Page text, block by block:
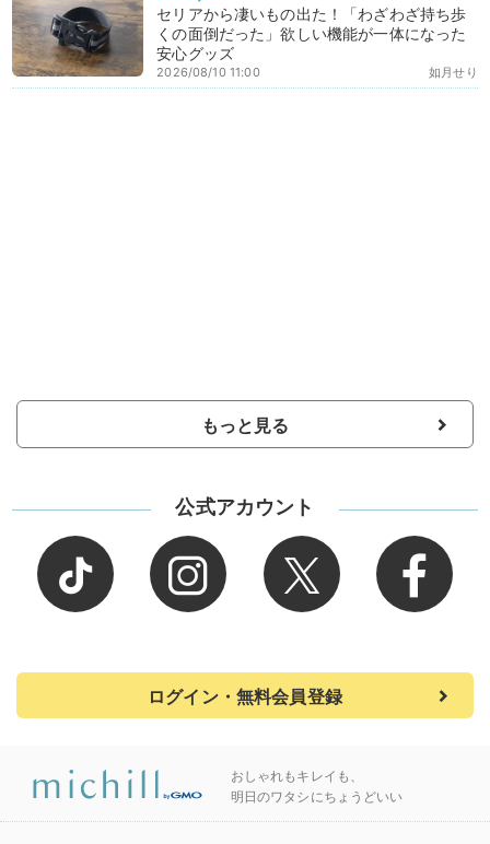
セリアから凄いもの出た！「わざわざ持ち歩
くの面倒だった」欲しい機能が一体になった
安心グッズ
如月せり
2026/08/10 11:00
もっと見る
公式アカウント
ログイン・無料会員登録
おしゃれもキレイも、
明日のワタシにちょうどいい